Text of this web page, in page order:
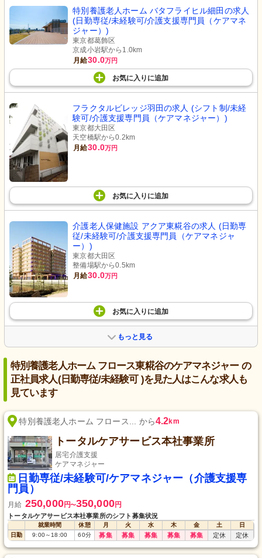
特別養護老人ホーム バタフライヒル細田の求人
(日勤専従/未経験可/介護支援専門員（ケアマネ
ジャー）)
東京都葛飾区
京成小岩駅から1.0km
月給30.0万円
お気に入り に追加
フラクタルビレッジ羽田の求人 (シフト制/未経
験可/介護支援専門員（ケアマネジャー）)
東京都大田区
天空橋駅から0.2km
月給30.0万円
お気に入り に追加
介護老人保健施設 アクア東糀谷の求人 (日勤専
従/未経験可/介護支援専門員（ケアマネジャ
ー）)
東京都大田区
整備場駅から0.5km
月給30.0万円
お気に入り に追加
もっと見る
特別養護老人ホーム フロース東糀谷のケアマネジャー の
正社員求人(日勤専従/未経験可 )を見た人はこんな求人も
見ています
特別養護老人ホーム フロース... から4.2km
トータルケアサービス本社事業所
居宅介護支援
ケアマネジャー
日勤専従/未経験可/ケアマネジャー（介護支援専
門員）
月給 250,000円〜350,000円
トータルケアサービス本社事業所のシフト募集状況
就業時間 休憩 月 火 水 木 金 土
日
日勤
9:00～18:00 60分 募集 募集 募集 募集 募集 定休 定休